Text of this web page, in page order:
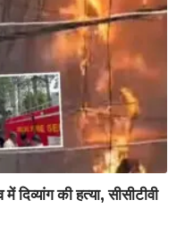
की हत्या, सीसीटीवी